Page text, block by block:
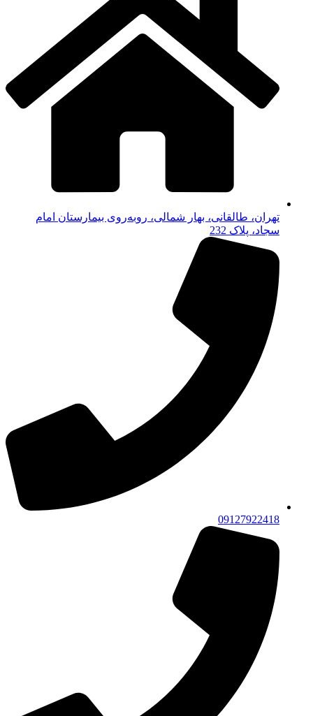
تهران، طالقانی، بهار شمالی، روبه‌روی بیمارستان امام
سجاد، پلاک 232
09127922418